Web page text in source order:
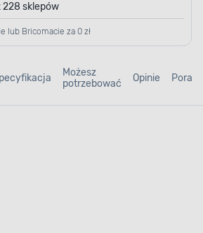
228 sklepów
lub Bricomacie za 0 zł
Możesz
potrzebować
Opinie Porady